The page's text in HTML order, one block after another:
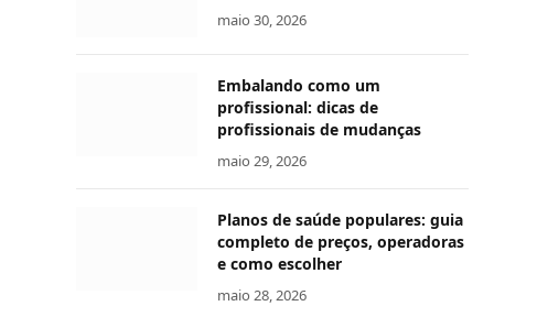
maio 30, 2026
Embalando como um
profissional: dicas de
profissionais de mudanças
maio 29, 2026
Planos de saúde populares: guia
completo de preços, operadoras
e como escolher
maio 28, 2026